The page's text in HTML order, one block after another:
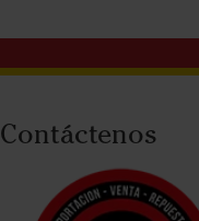
Contáctenos